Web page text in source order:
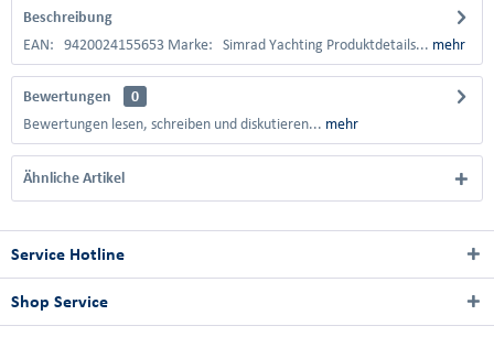
Beschreibung
EAN: 9420024155653 Marke: Simrad Yachting Produktdetails... mehr
Bewertungen
0
Bewertungen lesen, schreiben und diskutieren... mehr
Ähnliche Artikel
Service Hotline
Shop Service